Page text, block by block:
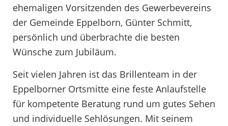
ehemaligen Vorsitzenden des Gewerbevereins
der Gemeinde Eppelborn, Günter Schmitt,
persönlich und überbrachte die besten
Wünsche zum Jubiläum.
Seit vielen Jahren ist das Brillenteam in der
Eppelborner Ortsmitte eine feste Anlaufstelle
für kompetente Beratung rund um gutes Sehen
und individuelle Sehlösungen. Mit seinem